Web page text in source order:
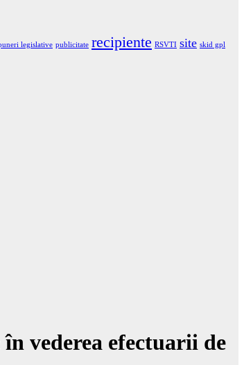
legislative publicitate recipiente RSVTI site skid gpl
vederea efectuarii de